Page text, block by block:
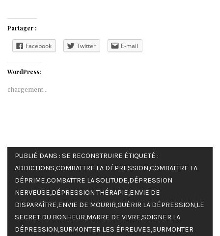
Partager :
Facebook Twitter E-mail
WordPress:
chargement…
PUBLIÉ DANS : SE RECONSTRUIRE ÉTIQUETÉ :
ADDICTIONS,COMBATTRE LA DÉPRESSION,COMBATTRE LA
DÉPRIME,COMBATTRE LA SOLITUDE,DÉPRESSION
NERVEUSE,DÉPRESSION THÉRAPIE,ENVIE DE
DISPARAÎTRE,ENVIE DE MOURIR,GUÉRIR LA DÉPRESSION,LE
SECRET DU BONHEUR,MARRE DE VIVRE,SOIGNER LA
DÉPRESSION,SURMONTER LES ÉPREUVES,SURMONTER